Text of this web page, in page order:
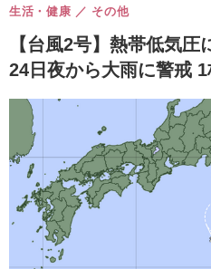
【台風2号】熱帯低気
24日夜から大雨に警戒
生活・健康 その他